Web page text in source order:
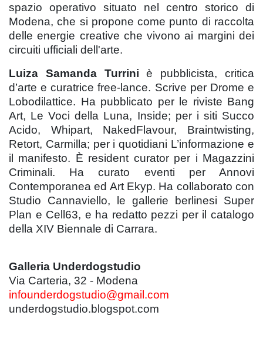
spazio operativo situato nel centro storico di
Modena, che si propone come punto di raccolta
delle energie creative che vivono ai margini dei
circuiti ufficiali dell'arte.
Luiza Samanda Turriniè pubblicista, critica
d’arte e curatrice free-lance. Scrive per Drome e
Lobodilattice. Ha pubblicato per le riviste Bang
Art, Le Voci della Luna, Inside; per i siti Succo
Acido, Whipart, NakedFlavour, Braintwisting,
Retort, Carmilla; per i quotidiani L’informazione e
il manifesto. È resident curator per i Magazzini
Criminali. Ha curato eventi per Annovi
Contemporanea ed Art Ekyp. Ha collaborato con
Studio Cannaviello, le gallerie berlinesi Super
Plan e Cell63, e ha redatto pezzi per il catalogo
della XIV Biennale di Carrara.
Galleria Underdogstudio
Via Carteria, 32 - Modena
infounderdogstudio@gmail.com
underdogstudio.blogspot.com